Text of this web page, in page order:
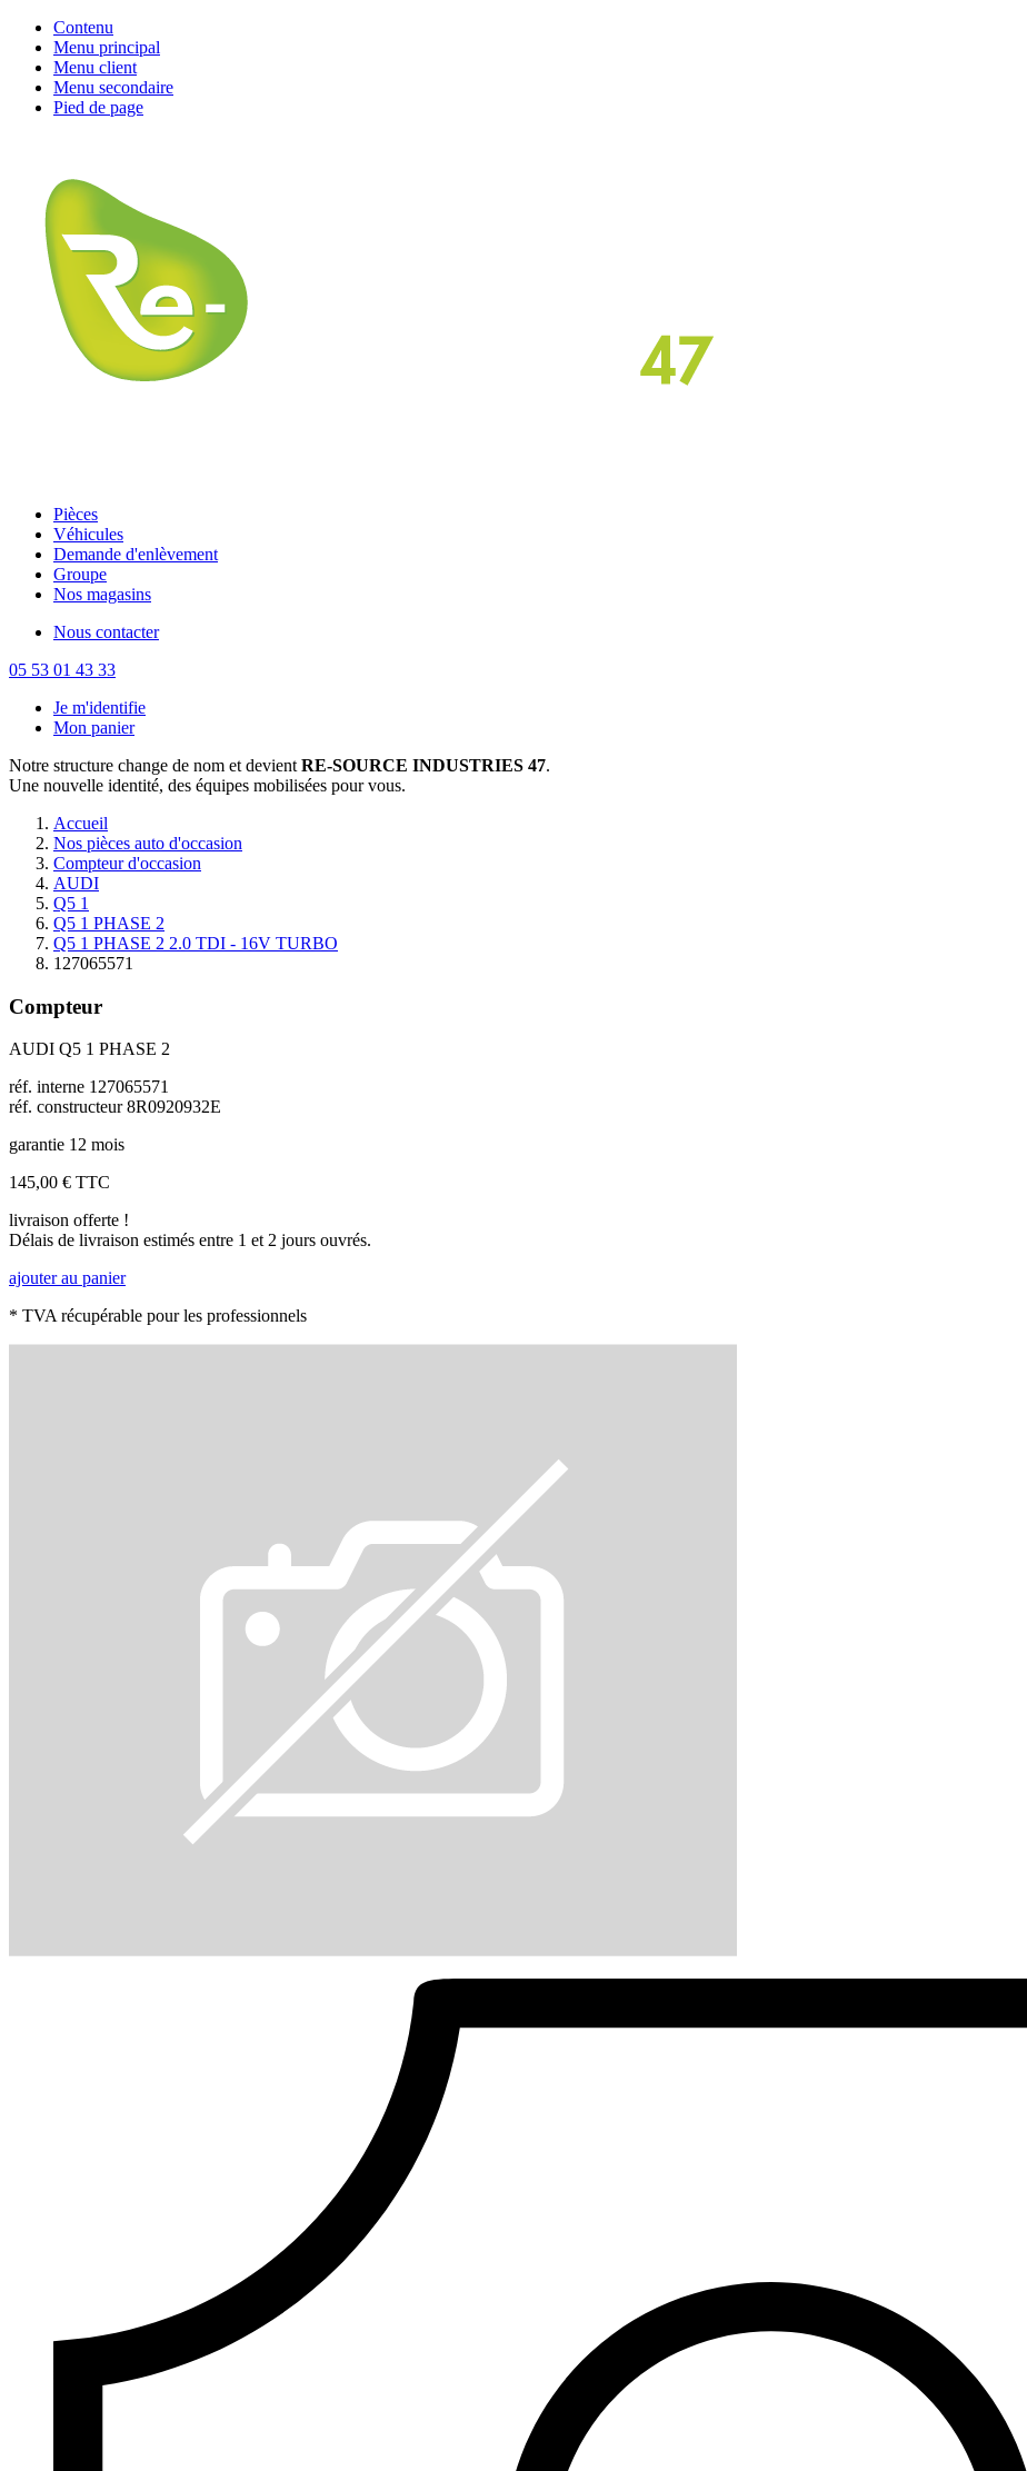
Contenu
Menu principal
Menu client
Menu secondaire
Pied de page
Pièces
Véhicules
Demande d'enlèvement
Groupe
Nos magasins
Nous contacter
05 53 01 43 33
Je m'identifie
Mon panier
Notre structure change de nom et devient RE-SOURCE INDUSTRIES 47.
Une nouvelle identité, des équipes mobilisées pour vous.
Accueil
Nos pièces auto d'occasion
Compteur d'occasion
AUDI
Q5 1
Q5 1 PHASE 2
Q5 1 PHASE 2 2.0 TDI - 16V TURBO
127065571
Compteur
AUDI Q5 1 PHASE 2
réf. interne 127065571
réf. constructeur 8R0920932E
garantie 12 mois
145,00 € TTC
livraison offerte !
Délais de livraison estimés entre 1 et 2 jours ouvrés.
ajouter au panier
* TVA récupérable pour les professionnels